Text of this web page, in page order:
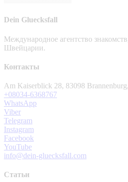
Dein Gluecksfall
Международное агентство
Швейцарии.
Контакты
Am Kaiserblick 28, 83098
+08034-6368767
WhatsApp
Viber
Telegram
Instagram
Facebook
YouTube
info@dein-gluecksfall.com
Статьи